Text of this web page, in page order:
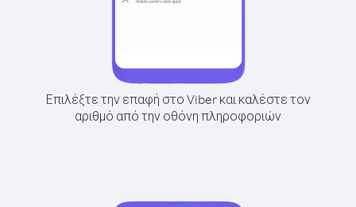
Επιλέξτε την επαφή στο Viber και καλέστε τον
αριθμό από την οθόνη πληροφοριών